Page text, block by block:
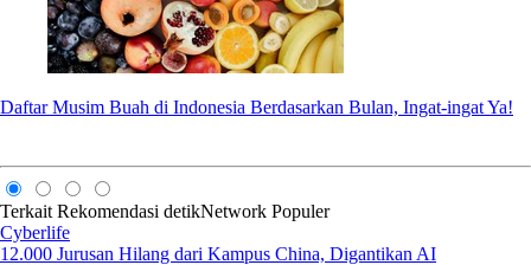
Daftar Musim Buah di Indonesia Berdasarkan Bulan, Ingat-ingat Ya!
Terkait Rekomendasi detikNetwork Populer
Cyberlife
12.000 Jurusan Hilang dari Kampus China, Digantikan AI